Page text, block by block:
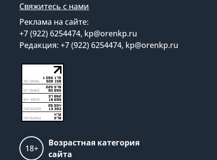
Свяжитесь с нами
Реклама на сайте:
+7 (922) 6254474, kp@orenkp.ru
Редакция: +7 (922) 6254474, kp@orenkp.ru
18+
Возрастная категория
сайта